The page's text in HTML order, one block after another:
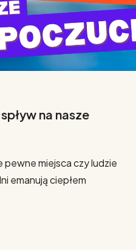
na nasze
pewne miejsca czy ludzie
emanują ciepłem